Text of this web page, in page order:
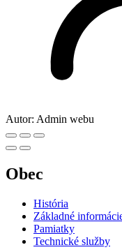
Autor: Admin webu
Obec
História
Základné
Pamiatky
Technické služby